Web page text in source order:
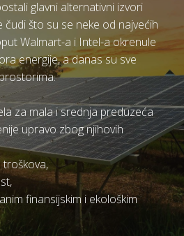
glavni alternativni izvori
čudi što su se neke od najvećih
Walmart-a i Intel-a okrenule
energije, a danas su sve
za mala i srednja preduzeća
upravo zbog njihovih
troškova,
finansijskim i ekološkim